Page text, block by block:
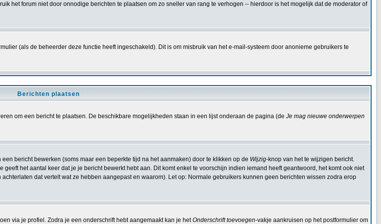
het forum niet door onnodige berichten te plaatsen om zo sneller van rang te verhogen -- hierdoor is het mogelijk dat de moderator of
(als de beheerder deze functie heeft ingeschakeld). Dit is om misbruik van het e-mail-systeem door anonieme gebruikers te
Berichten plaatsen
om een bericht te plaatsen. De beschikbare mogelijkheden staan in een lijst onderaan de pagina (de Je mag nieuwe onderwerpen
bericht bewerken (soms maar een beperkte tijd na het aanmaken) door te klikken op de Wijzig-knop van het te wijzigen bericht.
het aantal keer dat je je bericht bewerkt hebt aan. Dit komt enkel te voorschijn indien iemand heeft geantwoord, het komt ook niet
dat vertelt wat ze hebben aangepast en waarom). Let op: Normale gebruikers kunnen geen berichten wissen zodra erop
via je profiel. Zodra je een onderschrift hebt aangemaakt kan je hetOnderschrift toevoegen-vakje aankruisen op het postformulier om